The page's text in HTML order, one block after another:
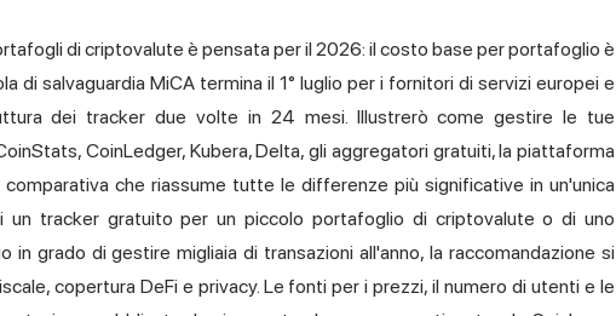
di criptovalute è pensata per il 2026: il costo base per portafoglio è
di salvaguardia MiCA termina il 1° luglio per i fornitori di servizi europei e
dei tracker due volte in 24 mesi. Illustrerò come gestire le tue
, CoinLedger, Kubera, Delta, gli aggregatori gratuiti, la piattaforma
che riassume tutte le differenze più significative in un'unica
un tracker gratuito per un piccolo portafoglio di criptovalute o di uno
grado di gestire migliaia di transazioni all'anno, la raccomandazione si
copertura DeFi e privacy. Le fonti per i prezzi, il numero di utenti e le